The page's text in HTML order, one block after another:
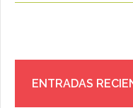
ENTRADAS